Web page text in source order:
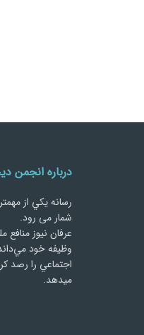
درباره انجمن
رسانه يكي از
شمار می رود.
عرفان نیوز منافع
وظيفه خود
اجتماعي را رصد
میدهد.